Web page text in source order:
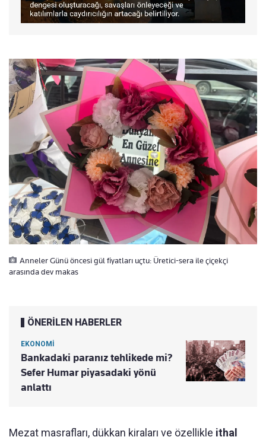
Anneler Günü öncesi gül fiyatları uçtu: Üretici-sera ile çiçekçi
arasında dev makas
ÖNERİLEN HABERLER
EKONOMİ
Bankadaki paranız tehlikede mi?
Sefer Humar piyasadaki yönü
anlattı
Mezat masrafları, dükkan kiraları ve özellikle ithal